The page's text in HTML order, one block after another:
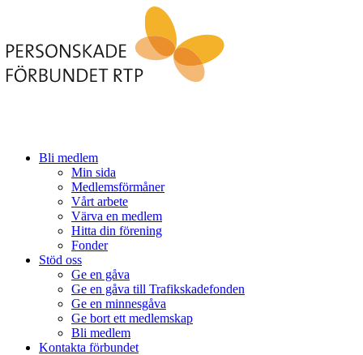
Bli medlem
Min sida
Medlemsförmåner
Vårt arbete
Värva en medlem
Hitta din förening
Fonder
Stöd oss
Ge en gåva
Ge en gåva till Trafikskadefonden
Ge en minnesgåva
Ge bort ett medlemskap
Bli medlem
Kontakta förbundet